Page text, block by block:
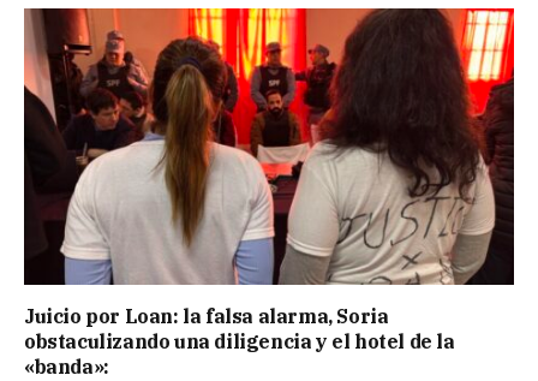
Juicio por Loan: la falsa alarma, Soria
obstaculizando una diligencia y el hotel de la
«banda»: